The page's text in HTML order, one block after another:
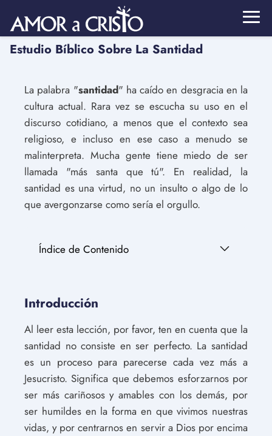
Estudio Bíblico Sobre La Santidad
La palabra "santidad" ha caído en desgracia en la
cultura actual. Rara vez se escucha su uso en el
discurso cotidiano, a menos que el contexto sea
religioso, e incluso en ese caso a menudo se
malinterpreta. Mucha gente tiene miedo de ser
llamada "más santa que tú". En realidad, la
santidad es una virtud, no un insulto o algo de lo
que avergonzarse como sería el orgullo.
Índice de Contenido
Introducción
Al leer esta lección, por favor, ten en cuenta que la
santidad no consiste en ser perfecto. La santidad
es un proceso para parecerse cada vez más a
Jesucristo. Significa que debemos esforzarnos por
ser más cariñosos y amables con los demás, por
ser humildes en la forma en que vivimos nuestras
vidas, y por centrarnos en servir a Dios por encima